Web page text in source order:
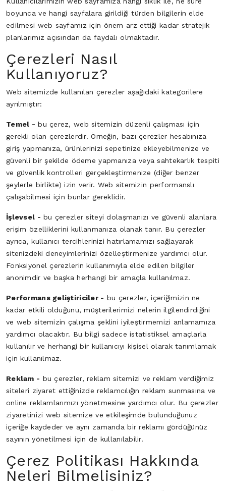
boyunca ve hangi sayfalara girildiği türden bilgilerin elde
edilmesi web sayfamız için önem arz ettiği kadar stratejik
planlarımız açısından da faydalı olmaktadır.
Çerezleri Nasıl
Kullanıyoruz?
Web sitemizde kullanılan çerezler aşağıdaki kategorilere
ayrılmıştır:
Temel - bu çerez, web sitemizin düzenli çalışması için
gerekli olan çerezlerdir. Örneğin, bazı çerezler hesabınıza
giriş yapmanıza, ürünlerinizi sepetinize ekleyebilmenize ve
güvenli bir şekilde ödeme yapmanıza veya sahtekarlık tespiti
ve güvenlik kontrolleri gerçekleştirmenize (diğer benzer
şeylerle birlikte) izin verir. Web sitemizin performanslı
çalışabilmesi için bunlar gereklidir.
İşlevsel - bu çerezler siteyi dolaşmanızı ve güvenli alanlara
erişim özelliklerini kullanmanıza olanak tanır. Bu çerezler
ayrıca, kullanıcı tercihlerinizi hatırlamamızı sağlayarak
sitenizdeki deneyimlerinizi özelleştirmenize yardımcı olur.
Fonksiyonel çerezlerin kullanımıyla elde edilen bilgiler
anonimdir ve başka herhangi bir amaçla kullanılmaz.
Performans geliştiriciler - bu çerezler, içeriğimizin ne
kadar etkili olduğunu, müşterilerimizi nelerin ilgilendirdiğini
ve web sitemizin çalışma şeklini iyileştirmemizi anlamamıza
yardımcı olacaktır. Bu bilgi sadece istatistiksel amaçlarla
kullanılır ve herhangi bir kullanıcıyı kişisel olarak tanımlamak
için kullanılmaz.
Reklam - bu çerezler, reklam sitemizi ve reklam verdiğimiz
siteleri ziyaret ettiğinizde reklamcılığın reklam sunmasına ve
online reklamlarımızı yönetmesine yardımcı olur. Bu çerezler
ziyaretinizi web sitemize ve etkileşimde bulunduğunuz
içeriğe kaydeder ve aynı zamanda bir reklamı gördüğünüz
sayının yönetilmesi için de kullanılabilir.
Çerez Politikası Hakkında
Neleri Bilmelisiniz?